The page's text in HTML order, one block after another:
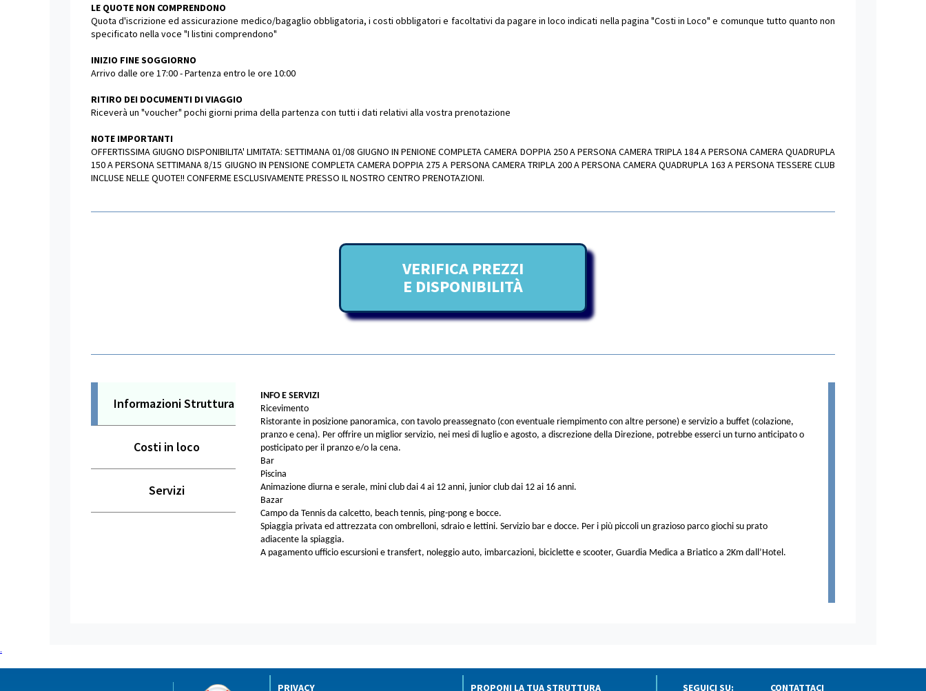
LE QUOTE NON COMPRENDONO
Quota d'iscrizione ed assicurazione medico/bagaglio obbligatoria, i costi obbligatori e facoltativi da pagare in loco indicati nella pagina "Costi in Loco" e comunque tutto quanto non
specificato nella voce "I listini comprendono"
INIZIO FINE SOGGIORNO
Arrivo dalle ore 17:00 - Partenza entro le ore 10:00
RITIRO DEI DOCUMENTI DI VIAGGIO
Riceverà un "voucher" pochi giorni prima della partenza con tutti i dati relativi alla vostra prenotazione
NOTE IMPORTANTI
OFFERTISSIMA GIUGNO DISPONIBILITA' LIMITATA: SETTIMANA 01/08 GIUGNO IN PENIONE COMPLETA CAMERA DOPPIA 250 A PERSONA CAMERA TRIPLA 184 A PERSONA CAMERA QUADRUPLA
150 A PERSONA SETTIMANA 8/15 GIUGNO IN PENSIONE COMPLETA CAMERA DOPPIA 275 A PERSONA CAMERA TRIPLA 200 A PERSONA CAMERA QUADRUPLA 163 A PERSONA TESSERE CLUB
INCLUSE NELLE QUOTE!! CONFERME ESCLUSIVAMENTE PRESSO IL NOSTRO CENTRO PRENOTAZIONI.
VERIFICA PREZZI
E DISPONIBILITÀ
Informazioni Struttura
Costi in loco
Servizi
INFO E SERVIZI
Ricevimento
Ristorante in posizione panoramica, con tavolo preassegnato (con eventuale riempimento con altre persone) e servizio a buffet (colazione,
pranzo e cena). Per offrire un miglior servizio, nei mesi di luglio e agosto, a discrezione della Direzione, potrebbe esserci un turno anticipato o
posticipato per il pranzo e/o la cena.
Bar
Piscina
Animazione diurna e serale, mini club dai 4 ai 12 anni, junior club dai 12 ai 16 anni.
Bazar
Campo da Tennis da calcetto, beach tennis, ping-pong e bocce.
Spiaggia privata ed attrezzata con ombrelloni, sdraio e lettini. Servizio bar e docce. Per i più piccoli un grazioso parco giochi su prato
adiacente la spiaggia.
A pagamento ufficio escursioni e transfert, noleggio auto, imbarcazioni, biciclette e scooter, Guardia Medica a Briatico a 2Km dall’Hotel.
.
PRIVACY PROPONI LA TUA STRUTTURA SEGUICI SU: CONTATTACI